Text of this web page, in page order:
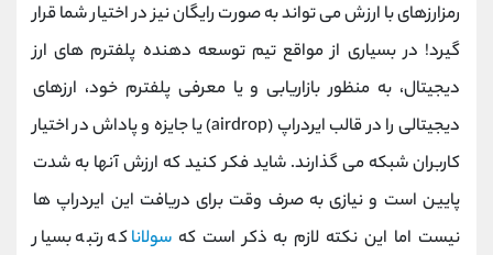
رمزارزهای با ارزش می تواند به صورت رایگان نیز در اختیار شما قرار
گیرد! در بسیاری از مواقع تیم توسعه دهنده پلفترم های ارز
دیجیتال، به منظور بازاریابی و یا معرفی پلفترم خود، ارزهای
دیجیتالی را در قالب ایردراپ (airdrop) یا جایزه و پاداش در اختیار
کاربران شبکه می گذارند. شاید فکر کنید که ارزش آنها به شدت
پایین است و نیازی به صرف وقت برای دریافت این ایردراپ ها
نیست اما این نکته لازم به ذکر است کهسولاناکه رتبه بسیار